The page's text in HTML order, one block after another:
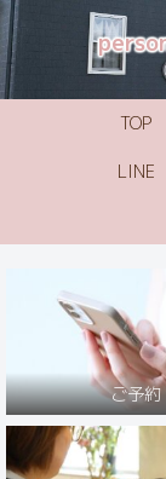
TOP
LINE
ご予約